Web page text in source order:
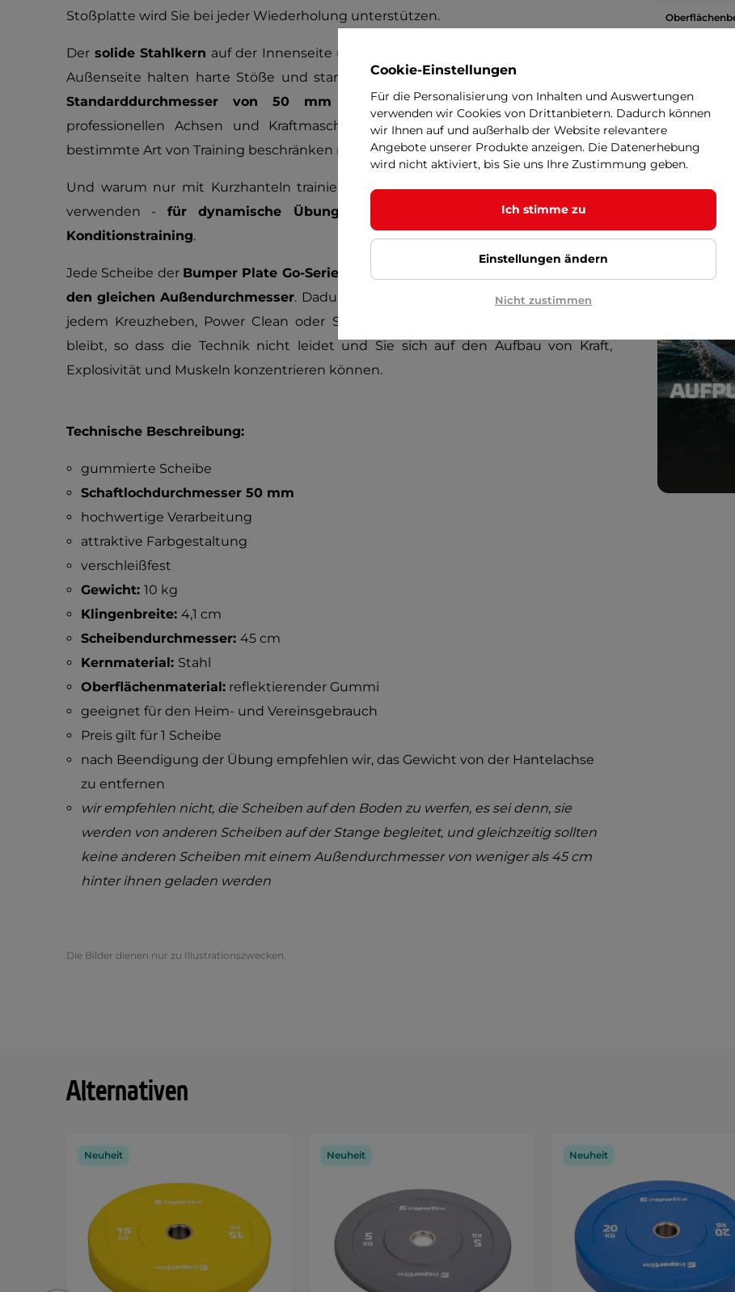
Stoßplatte wird Sie bei jeder Wiederholung unterstützen.
Der solide Stahlkern auf der Innenseite und das
Außenseite halten harte Stöße und starke Beanspruchung aus. Der
Standarddurchmesser von 50 mm gewährleistet die Kompatibilität mit
professionellen Achsen und Kraftmaschinen, so dass Sie sich nicht auf eine
bestimmte Art von Training beschränken müssen.
Und warum nur mit Kurzhanteln trainieren? Sie können die Scheibe auch allein
verwenden - für dynamische Übungen Kräftigung der Körpermitte oder
Konditionstraining.
Jede Scheibe der Bumper Plate Go-Serie hat eine andere Farbdifferenzierung, aber
den gleichen Außendurchmesser. Dadurch wird sichergestellt, dass die Achse bei
jedem Kreuzheben, Power Clean oder Snatch in der gleichen Ausgangsposition
bleibt, so dass die Technik nicht leidet und Sie sich auf den Aufbau von Kraft,
Explosivität und Muskeln konzentrieren können.
Technische Beschreibung:
gummierte Scheibe
Schaftlochdurchmesser 50 mm
hochwertige Verarbeitung
attraktive Farbgestaltung
verschleißfest
Gewicht: 10 kg
Klingenbreite: 4,1 cm
Scheibendurchmesser: 45 cm
Kernmaterial: Stahl
Oberflächenmaterial:reflektierender Gummi
geeignet für den Heim- und Vereinsgebrauch
Preis gilt für 1 Scheibe
nach Beendigung der Übung empfehlen wir, das Gewicht von der Hantelachse
zu entfernen
wir empfehlen nicht, die Scheiben auf den Boden zu werfen, es sei denn, sie
werden von anderen Scheiben auf der Stange begleitet, und gleichzeitig sollten
keine anderen Scheiben mit einem Außendurchmesser von weniger als 45 cm
hinter ihnen geladen werden
Die Bilder dienen nur zu Illustrationszwecken.
Wie soll
Alternativen
Neuheit Neuheit Neuheit
Cookie-Einstellungen
Für die Personalisierung von Inhalten und Auswertungen
verwenden wir Cookies von Drittanbietern. Dadurch können
wir Ihnen auf und außerhalb der Website relevantere
Angebote unserer Produkte anzeigen. Die Datenerhebung
wird nicht aktiviert, bis Sie uns Ihre Zustimmung geben.
Ich stimme zu
Einstellungen ändern
Nicht zustimmen